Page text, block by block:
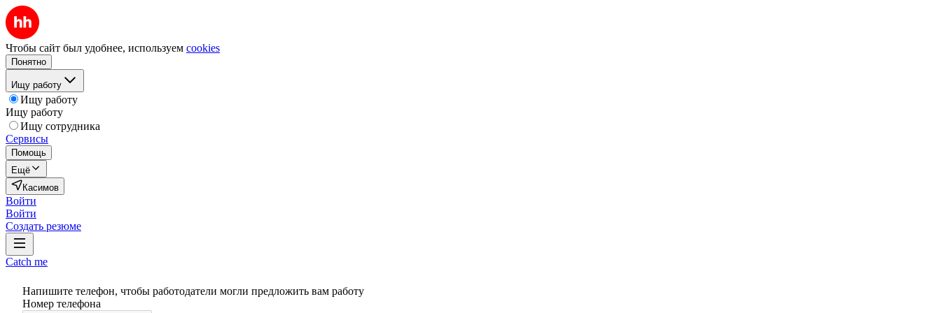
Чтобы сайт был удобнее, используем cookies
Понятно
Ищу работу
Ищу работу
Ищу работу
Ищу сотрудника
Сервисы
Помощь
Ещё
Касимов
Войти
Войти
Создать резюме
Catch me
Напишите телефон, чтобы работодатели могли предложить вам работу
Номер телефона